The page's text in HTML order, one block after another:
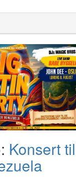
Konsert til